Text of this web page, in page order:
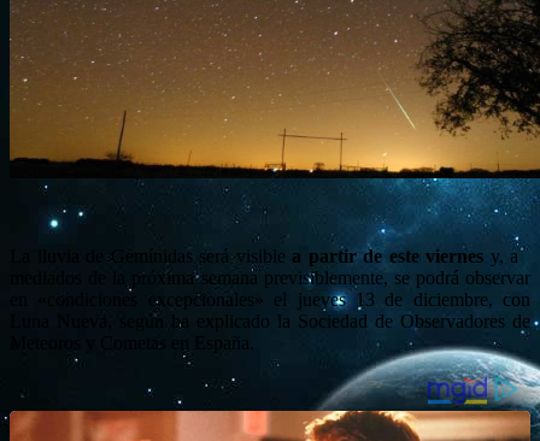
La lluvia de Gemínidas será visible a partir de este viernes y, a
mediados de la próxima semana previsiblemente, se podrá observar
en «condiciones excepcionales» el jueves 13 de diciembre, con
Luna Nueva, según ha explicado la Sociedad de Observadores de
Meteoros y Cometas en España.